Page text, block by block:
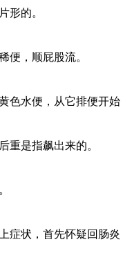
的。
，顺屁股流。
水便，从它排便开始
是指飙出来的。
状，首先怀疑回肠炎